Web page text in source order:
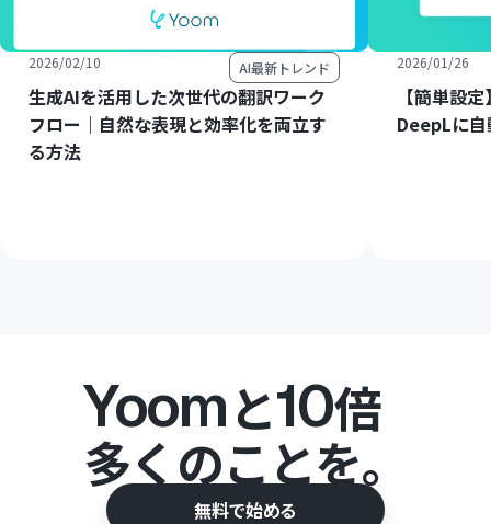
2026/02/10 AI最新トレンド
生成AIを活用した次世代の翻訳ワーク
フロー｜自然な表現と効率化を両立す
る方法
2026/01/26
【簡単設
DeepLに
Yoomと10倍
多くのことを。
無料で始める